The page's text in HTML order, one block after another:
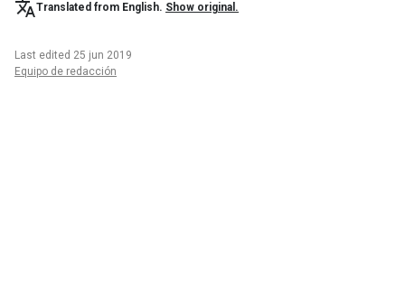
Translated from English. Show original.
Last edited 25 jun 2019
Equipo de redacción